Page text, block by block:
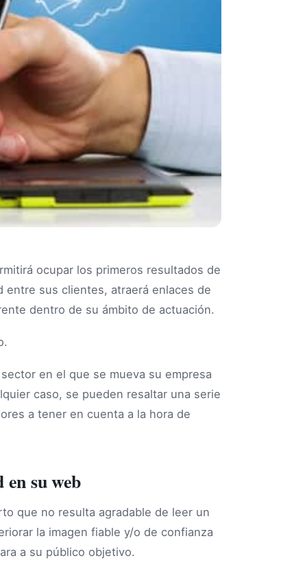
ocupar los primeros resultados de
entre sus clientes, atraerá enlaces de
dentro de su ámbito de actuación.
en el que se mueva su empresa
caso, se pueden resaltar una serie
a tener en cuenta a la hora de
su web
que no resulta agradable de leer un
la imagen fiable y/o de confianza
a su público objetivo.